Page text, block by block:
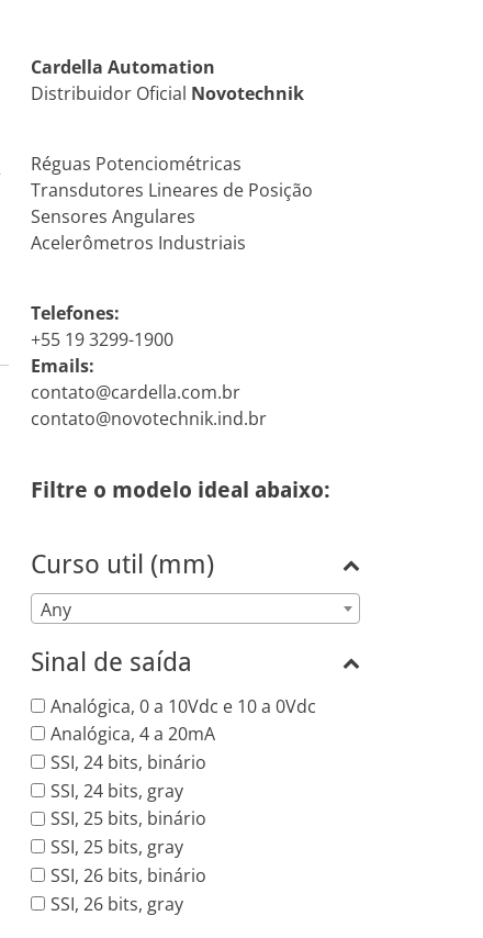
Cardella Automation
Distribuidor Oficial Novotechnik
Réguas Potenciométricas
Transdutores Lineares de Posição
Sensores Angulares
Acelerômetros Industriais
Telefones:
+55 19 3299-1900
Emails:
contato@cardella.com.br
contato@novotechnik.ind.br
Filtre o modelo ideal abaixo:
Curso util (mm)
Any
Sinal de saída
Analógica, 0 a 10Vdc e 10 a 0Vdc
Analógica, 4 a 20mA
SSI, 24 bits, binário
SSI, 24 bits, gray
SSI, 25 bits, binário
SSI, 25 bits, gray
SSI, 26 bits, binário
SSI, 26 bits, gray